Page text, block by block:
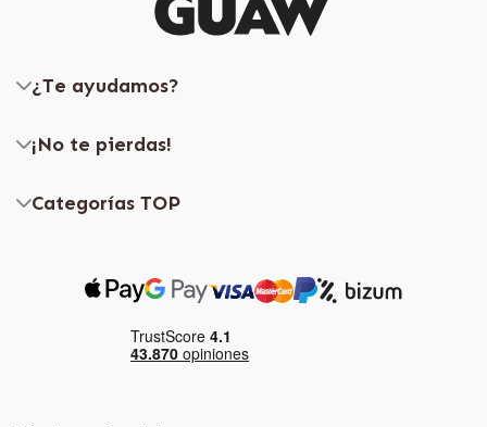
¿Te ayudamos?
¡No te pierdas!
Categorías TOP